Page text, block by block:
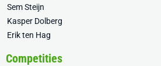
Sem Steijn
Kasper Dolberg
Erik ten Hag
Competities